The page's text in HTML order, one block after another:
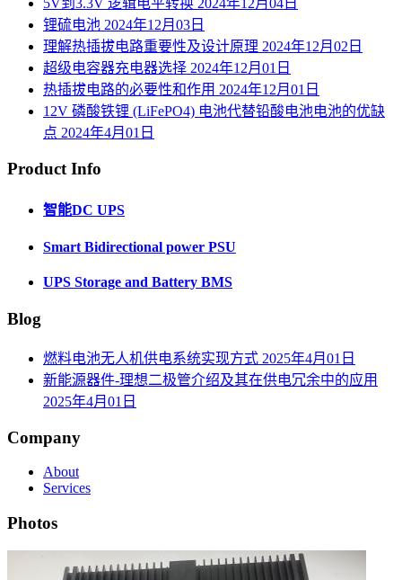
5V到3.3V 逻辑电平转换 2024年12月04日
锂硫电池 2024年12月03日
理解热插拔电路重要性及设计原理 2024年12月02日
超级电容器充电器选择 2024年12月01日
热插拔电路的必要性和作用 2024年12月01日
12V 磷酸铁锂 (LiFePO4) 电池代替铅酸电池电池的优缺
点 2024年4月01日
Product Info
智能DC UPS
Smart Bidirectional power PSU
UPS Storage and Battery BMS
Blog
燃料电池无人机供电系统实现方式 2025年4月01日
新能源器件-理想二极管介绍及其在供电冗余中的应用
2025年4月01日
Company
About
Services
Photos